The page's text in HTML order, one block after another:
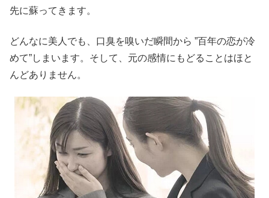
先に蘇ってきます。
どんなに美人でも、口臭を嗅いだ瞬間から ”百年の恋が冷
めて”しまいます。そして、元の感情にもどることはほと
んどありません。